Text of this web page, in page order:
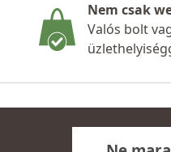
Nem csak
Valós bolt